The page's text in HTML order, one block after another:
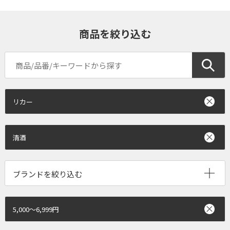
商品を絞り込む
リカー
清酒
ブランドを絞り込む
5,000～6,999円